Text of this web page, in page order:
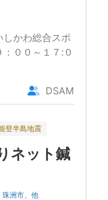
かわ総合スポ
００～１７:０
DSAM
登半島地震
ネット鍼
珠洲市、他